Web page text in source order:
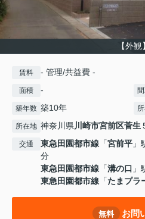
【外観】
賃料 - 管理/共益費 -
面積 -
築年数 築10年
所在地 神奈川県川崎市宮前区菅生
交通 東急田園都市線 「宮前平
分
東急田園都市線 「溝の口 」
東急田園都市線 「たまプラ
無料 お問